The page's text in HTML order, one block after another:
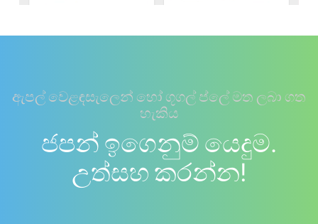
ඇපල් වෙළඳසැලෙන් හෝ ගූගල් ප්ලේ මත ලබා ගත
හැකිය
ජපන් ඉගෙනුම් යෙදුම.
උත්සහ කරන්න!